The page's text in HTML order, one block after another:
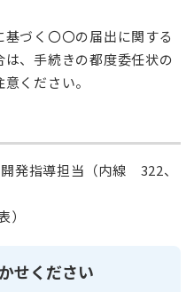
づく〇〇の届出に関する
、手続きの都度委任状の
ください。
発指導担当（内線 322、
せください